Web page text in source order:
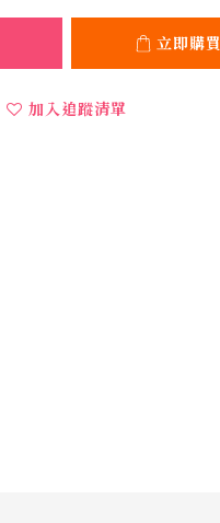
立即購買
加入追蹤清單